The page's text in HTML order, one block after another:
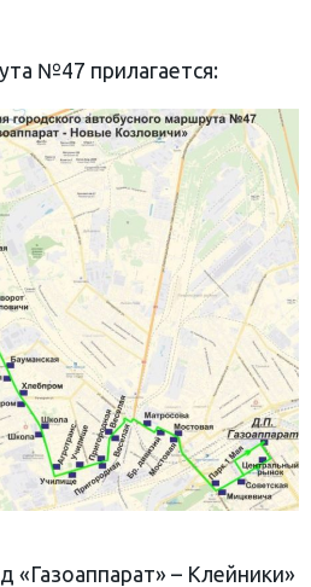
№47 прилагается:
– Клейники»